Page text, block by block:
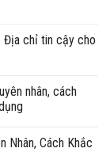
Địa chỉ tin cậy cho
nhân, cách
Nhân, Cách Khắc